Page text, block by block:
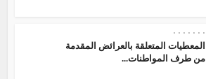
•
•
•
•
•
•
•
المعطيات المتعلقة بالعرائض المقدمة
من طرف المواطنات...